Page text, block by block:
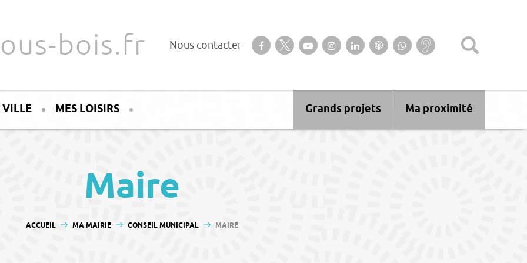
bois.fr Nous contacter Suivez-nous sur notre page Facebook
Suivez-nous sur Twitter
Suivez-nous sur YouTube
Suivez-nous sur Instagram
Retrouvez-nous sur Linkedin
Ecoutez nos Podcasts
Suivez-nous sur
WhatsApp
Baisse
d’audition ?
MES LOISIRS Ma proximité
Grands projets
Maire
VOUS ÊTES ICI :
ACCUEIL MA MAIRIE CONSEIL MUNICIPAL MAIRE